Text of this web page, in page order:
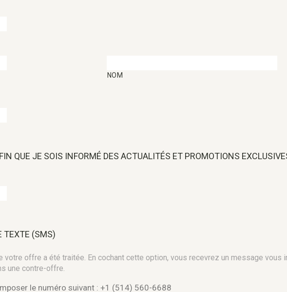
NOM
QUE JE SOIS INFORMÉ DES ACTUALITÉS ET PROMOTIONS
TEXTE (SMS)
offre a été traitée. En cochant cette option, vous recevrez un message vous
une contre-offre.
le numéro suivant : +1 (514) 560-6688